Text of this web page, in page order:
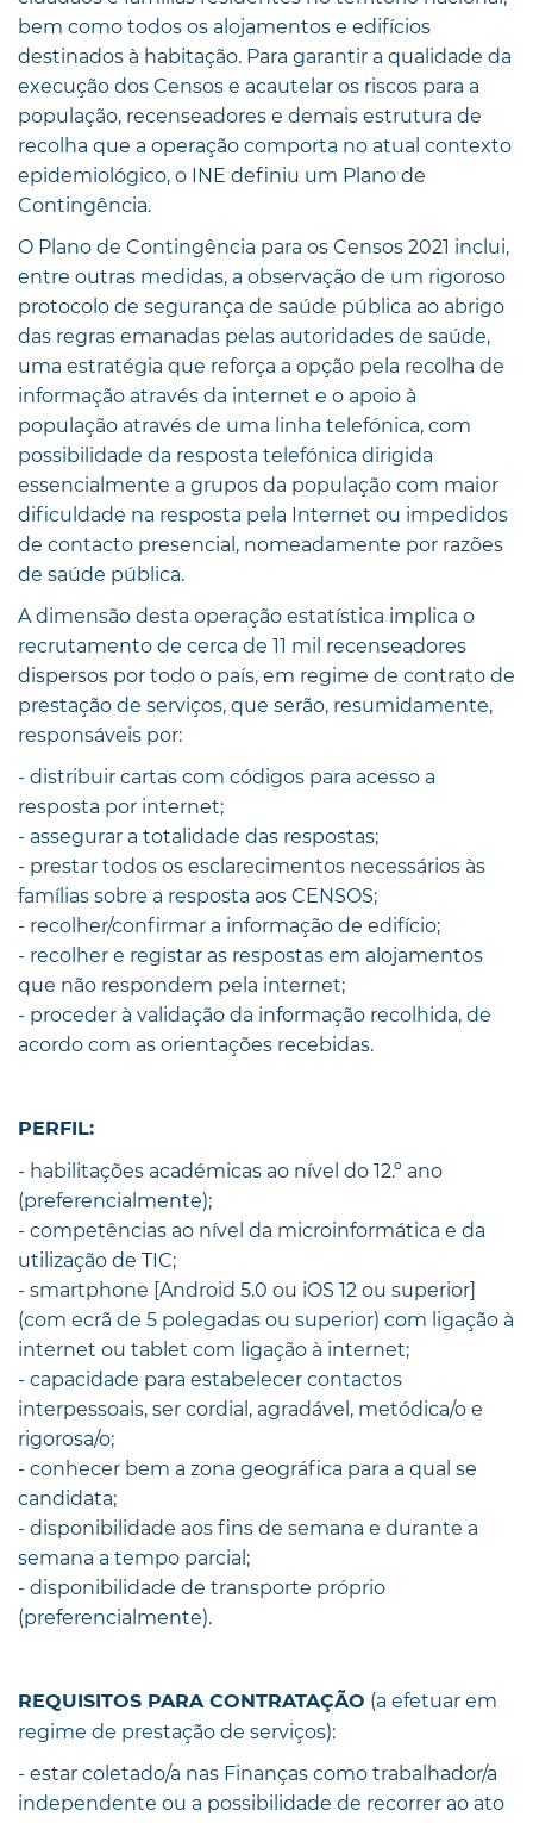
bem como todos os alojamentos e edifícios
destinados à habitação. Para garantir a qualidade da
execução dos Censos e acautelar os riscos para a
população, recenseadores e demais estrutura de
recolha que a operação comporta no atual contexto
epidemiológico, o INE definiu um Plano de
Contingência.
O Plano de Contingência para os Censos 2021 inclui,
entre outras medidas, a observação de um rigoroso
protocolo de segurança de saúde pública ao abrigo
das regras emanadas pelas autoridades de saúde,
uma estratégia que reforça a opção pela recolha de
informação através da internet e o apoio à
população através de uma linha telefónica, com
possibilidade da resposta telefónica dirigida
essencialmente a grupos da população com maior
dificuldade na resposta pela Internet ou impedidos
de contacto presencial, nomeadamente por razões
de saúde pública.
A dimensão desta operação estatística implica o
recrutamento de cerca de 11 mil recenseadores
dispersos por todo o país, em regime de contrato de
prestação de serviços, que serão, resumidamente,
responsáveis por:
- distribuir cartas com códigos para acesso a
resposta por internet;
- assegurar a totalidade das respostas;
- prestar todos os esclarecimentos necessários às
famílias sobre a resposta aos CENSOS;
- recolher/confirmar a informação de edifício;
- recolher e registar as respostas em alojamentos
que não respondem pela internet;
- proceder à validação da informação recolhida, de
acordo com as orientações recebidas.
PERFIL:
- habilitações académicas ao nível do 12.º ano
(preferencialmente);
- competências ao nível da microinformática e da
utilização de TIC;
- smartphone [Android 5.0 ou iOS 12 ou superior]
(com ecrã de 5 polegadas ou superior) com ligação à
internet ou tablet com ligação à internet;
- capacidade para estabelecer contactos
interpessoais, ser cordial, agradável, metódica/o e
rigorosa/o;
- conhecer bem a zona geográfica para a qual se
candidata;
- disponibilidade aos fins de semana e durante a
semana a tempo parcial;
- disponibilidade de transporte próprio
(preferencialmente).
REQUISITOS PARA CONTRATAÇÃO (a efetuar em
regime de prestação de serviços):
- estar coletado/a nas Finanças como trabalhador/a
independente ou a possibilidade de recorrer ao ato